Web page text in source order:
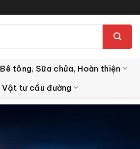
Bê tông, Sữa chửa, Hoàn thiện
Vật tư cầu đường